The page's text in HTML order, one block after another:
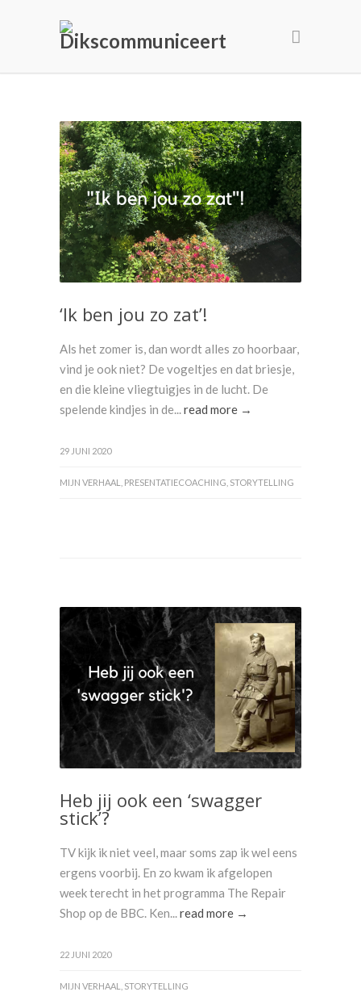
‘Ik ben jou zo zat’!
Als het zomer is, dan wordt alles zo hoorbaar,
vind je ook niet? De vogeltjes en dat briesje,
en die kleine vliegtuigjes in de lucht. De
spelende kindjes in de...read more →
29 JUNI 2020
MIJN VERHAAL PRESENTATIECOACHING STORYTELLING
Heb jij ook een ‘swagger
stick’?
TV kijk ik niet veel, maar soms zap ik wel eens
ergens voorbij. En zo kwam ik afgelopen
week terecht in het programma The Repair
Shop op de BBC. Ken...read more →
22 JUNI 2020
MIJN VERHAAL STORYTELLING